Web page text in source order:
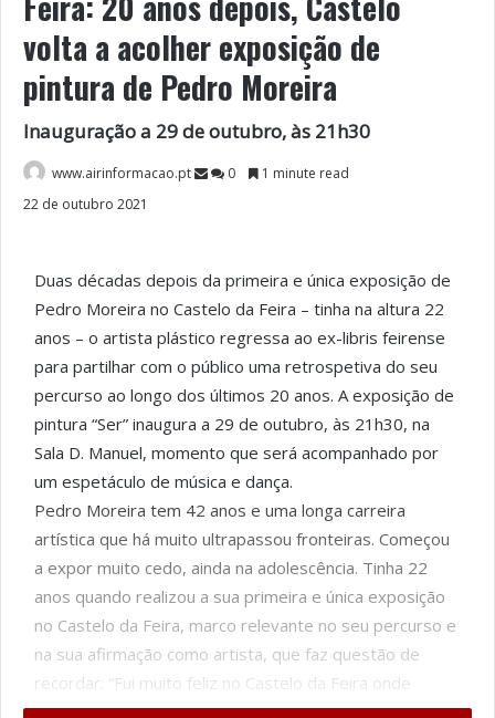
volta a acolher exposição de
pintura de Pedro Moreira
Inauguração a 29 de outubro, às 21h30
www.airinformacao.pt 0
1 minute read
22 de outubro 2021
Duas décadas depois da primeira e única exposição de
Pedro Moreira no Castelo da Feira – tinha na altura 22
anos – o artista plástico regressa ao ex-libris feirense
para partilhar com o público uma retrospetiva do seu
percurso ao longo dos últimos 20 anos. A exposição de
pintura “Ser” inaugura a 29 de outubro, às 21h30, na
Sala D. Manuel, momento que será acompanhado por
um espetáculo de música e dança.
Pedro Moreira tem 42 anos e uma longa carreira
artística que há muito ultrapassou fronteiras. Começou
a expor muito cedo, ainda na adolescência. Tinha 22
anos quando realizou a sua primeira e única exposição
no Castelo da Feira, marco relevante no seu percurso e
na sua afirmação como artista, que faz questão de
recordar: “Fui muito feliz no Castelo da Feira onde
expus há 20 anos, durante três meses, e onde quero